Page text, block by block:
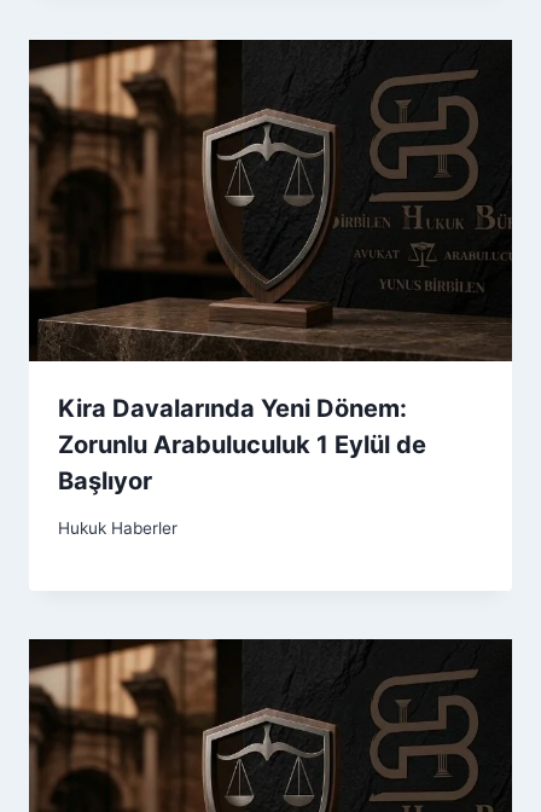
Kira Davalarında Yeni Dönem:
Zorunlu Arabuluculuk 1 Eylül de
Başlıyor
Hukuk Haberler